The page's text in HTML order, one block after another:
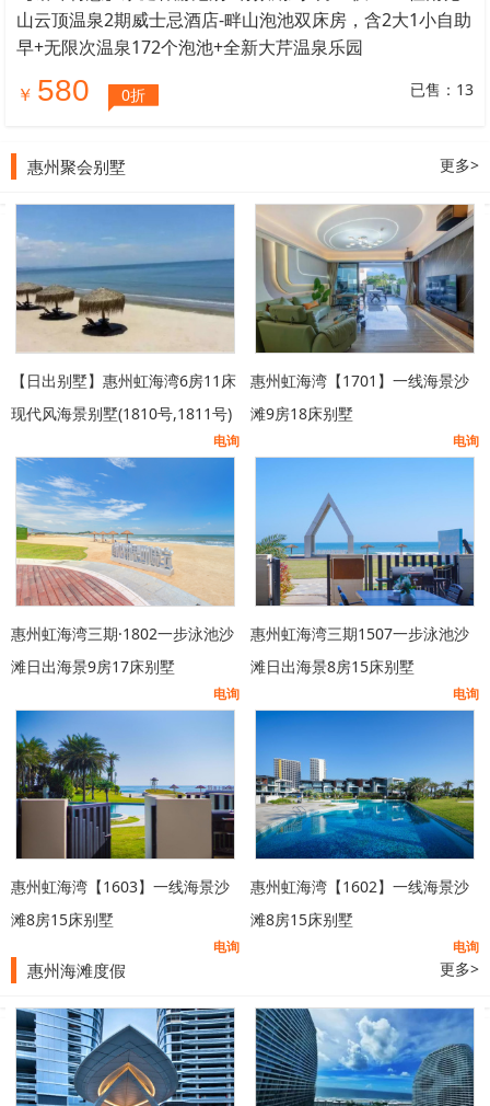
山云顶温泉2期威士忌酒店-畔山泡池双床房，含2大1小自助
早+无限次温泉172个泡池+全新大芹温泉乐园
￥ 580 0折 已售：13
惠州聚会别墅 更多>
【日出别墅】惠州虹海湾6房11床
现代风海景别墅(1810号,1811号)
电询
惠州虹海湾【1701】一线海景沙
滩9房18床别墅
电询
惠州虹海湾三期·1802一步泳池沙
滩日出海景9房17床别墅
电询
惠州虹海湾三期1507一步泳池沙
滩日出海景8房15床别墅
电询
惠州虹海湾【1603】一线海景沙
滩8房15床别墅
电询
惠州虹海湾【1602】一线海景沙
滩8房15床别墅
电询
惠州海滩度假 更多>